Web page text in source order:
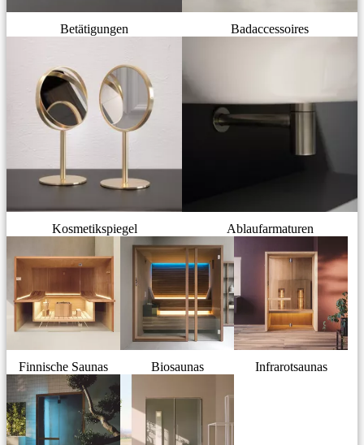
Betätigungen Badaccessoires
Kosmetikspiegel Ablaufarmaturen
Finnische Saunas Biosaunas Infrarotsaunas